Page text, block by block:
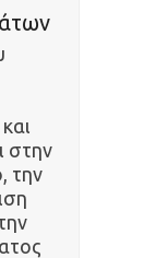
στην
την